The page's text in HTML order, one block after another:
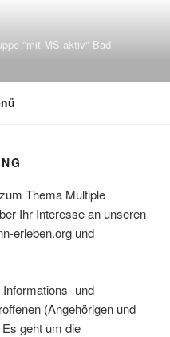
"mit-MS-aktiv" Bad
Thema Multiple
Ihr Interesse an unseren
erleben.org und
und
(Angehörigen und
geht um die